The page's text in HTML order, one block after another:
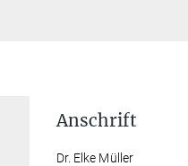
Anschrift
Dr. Elke Müller